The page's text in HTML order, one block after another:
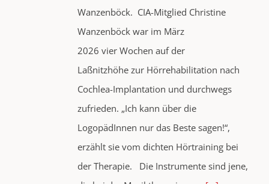
Wanzenböck. CIA-Mitglied Christine
Wanzenböck war im März
2026 vier Wochen auf der
Laßnitzhöhe zur Hörrehabilitation nach
Cochlea-Implantation und durchwegs
zufrieden. „Ich kann über die
LogopädInnen nur das Beste sagen!“,
erzählt sie vom dichten Hörtraining bei
der Therapie. Die Instrumente sind jene,